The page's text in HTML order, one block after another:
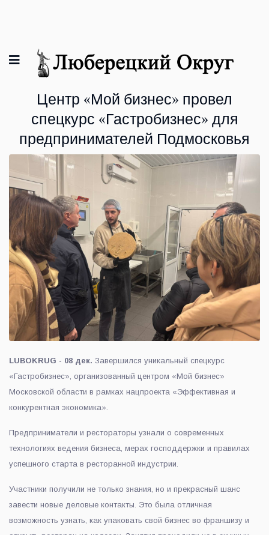
Центр «Мой бизнес» провел
спецкурс «Гастробизнес» для
предпринимателей Подмосковья
LUBOKRUG - 08 дек. Завершился уникальный спецкурс
«Гастробизнес», организованный центром «Мой бизнес»
Московской области в рамках нацпроекта «Эффективная и
конкурентная экономика».
Предприниматели и рестораторы узнали о современных
технологиях ведения бизнеса, мерах господдержки и правилах
успешного старта в ресторанной индустрии.
Участники получили не только знания, но и прекрасный шанс
завести новые деловые контакты. Это была отличная
возможность узнать, как упаковать свой бизнес во франшизу и